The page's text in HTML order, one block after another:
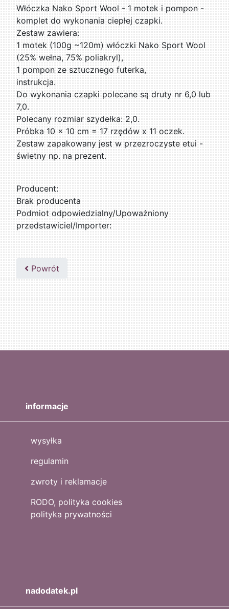
Włóczka Nako Sport Wool - 1 motek i pompon -
komplet do wykonania ciepłej czapki.
Zestaw zawiera:
1 motek (100g ~120m) włóczki Nako Sport Wool
(25% wełna, 75% poliakryl),
1 pompon ze sztucznego futerka,
instrukcja.
Do wykonania czapki polecane są druty nr 6,0 lub
7,0.
Polecany rozmiar szydełka: 2,0.
Próbka 10 x 10 cm = 17 rzędów x 11 oczek.
Zestaw zapakowany jest w przezroczyste etui -
świetny np. na prezent.
Producent:
Brak producenta
Podmiot odpowiedzialny/Upoważniony
przedstawiciel/Importer:
Powrót
informacje
wysyłka
regulamin
zwroty i reklamacje
RODO, polityka cookies
polityka prywatności
nadodatek.pl